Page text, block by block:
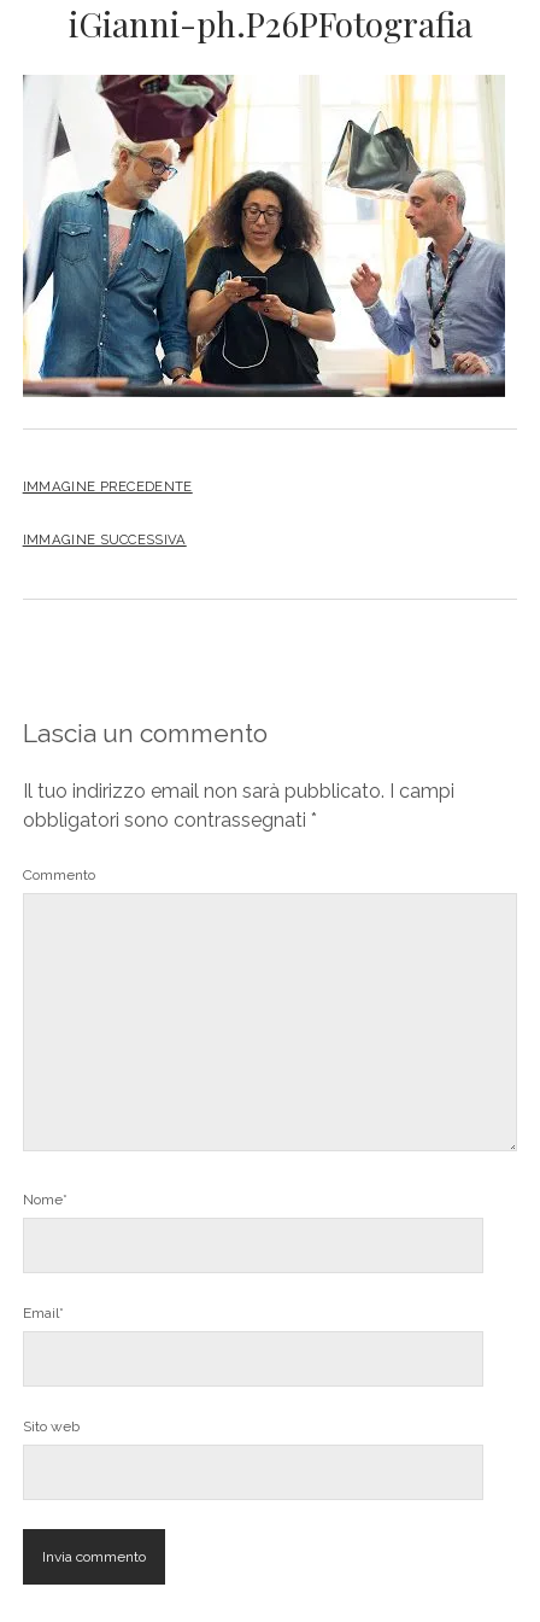
iGianni-ph.P26PFotografia
IMMAGINE PRECEDENTE
IMMAGINE SUCCESSIVA
Lascia un commento
Il tuo indirizzo email non sarà pubblicato. I campi
obbligatori sono contrassegnati *
Commento
Nome*
Email*
Sito web